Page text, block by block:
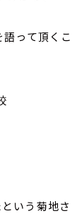
語って頂くこ
いう菊地さ